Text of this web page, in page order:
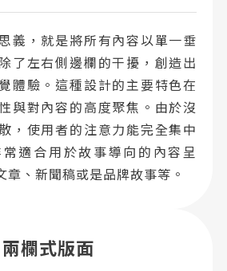
義，就是將所有內容以單一垂
了左右側邊欄的干擾，創造出
體驗。這種設計的主要特色在
與對內容的高度聚焦。由於沒
，使用者的注意力能完全集中
適合用於故事導向的內容呈
章、新聞稿或是品牌故事等。
兩欄式版面